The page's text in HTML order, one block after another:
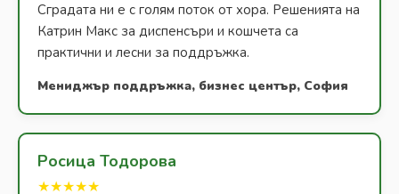
Сградата ни е с голям поток от хора. Решенията на
Катрин Макс за диспенсъри и кошчета са
практични и лесни за поддръжка.
Мениджър поддръжка, бизнес център, София
Росица Тодорова
★★★★★